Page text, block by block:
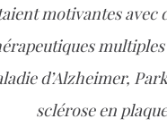
motivantes avec
d’Alzheimer,
sclérose en